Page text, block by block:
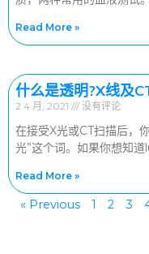
Read More »
什么是透明?X线及
2 4 月, 2021 没有评论
在接受X光或CT扫描后，
光”这个词。如果你想知
Read More »
« Previous 1 2 3